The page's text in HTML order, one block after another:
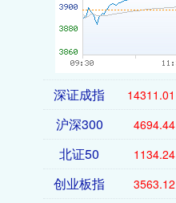
深证成指 14311.01
沪深300 4694.44
北证50 1134.24
创业板指 3563.12